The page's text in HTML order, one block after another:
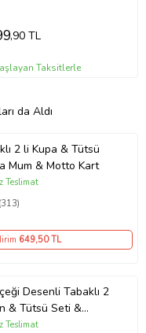
,90 TL
Taksitlerle
da Aldı
2 li Kupa & Tütsü
Mum & Motto Kart
(313)
Teslimat
649,50 TL
Desenli Tabaklı 2
& Tütsü Seti &
&
Teslimat